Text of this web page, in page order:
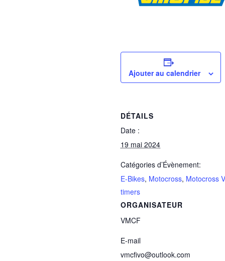
Ajouter au calendrier
DÉTAILS
Date :
19 mai 2024
Catégories d’Évènement:
E-Bikes, Motocross, Motocross
timers
ORGANISATEUR
VMCF
E-mail
vmcfivo@outlook.com